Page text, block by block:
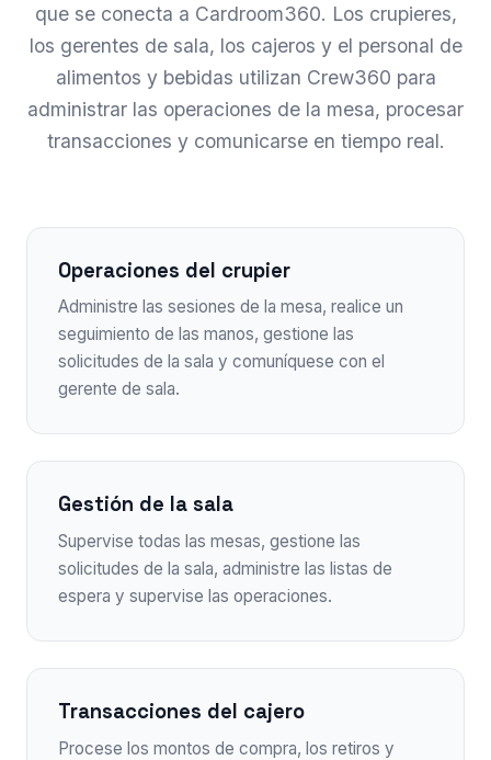
que se conecta a Cardroom360. Los crupieres,
los gerentes de sala, los cajeros y el personal de
alimentos y bebidas utilizan Crew360 para
administrar las operaciones de la mesa, procesar
transacciones y comunicarse en tiempo real.
Operaciones del crupier
Administre las sesiones de la mesa, realice un
seguimiento de las manos, gestione las
solicitudes de la sala y comuníquese con el
gerente de sala.
Gestión de la sala
Supervise todas las mesas, gestione las
solicitudes de la sala, administre las listas de
espera y supervise las operaciones.
Transacciones del cajero
Procese los montos de compra, los retiros y